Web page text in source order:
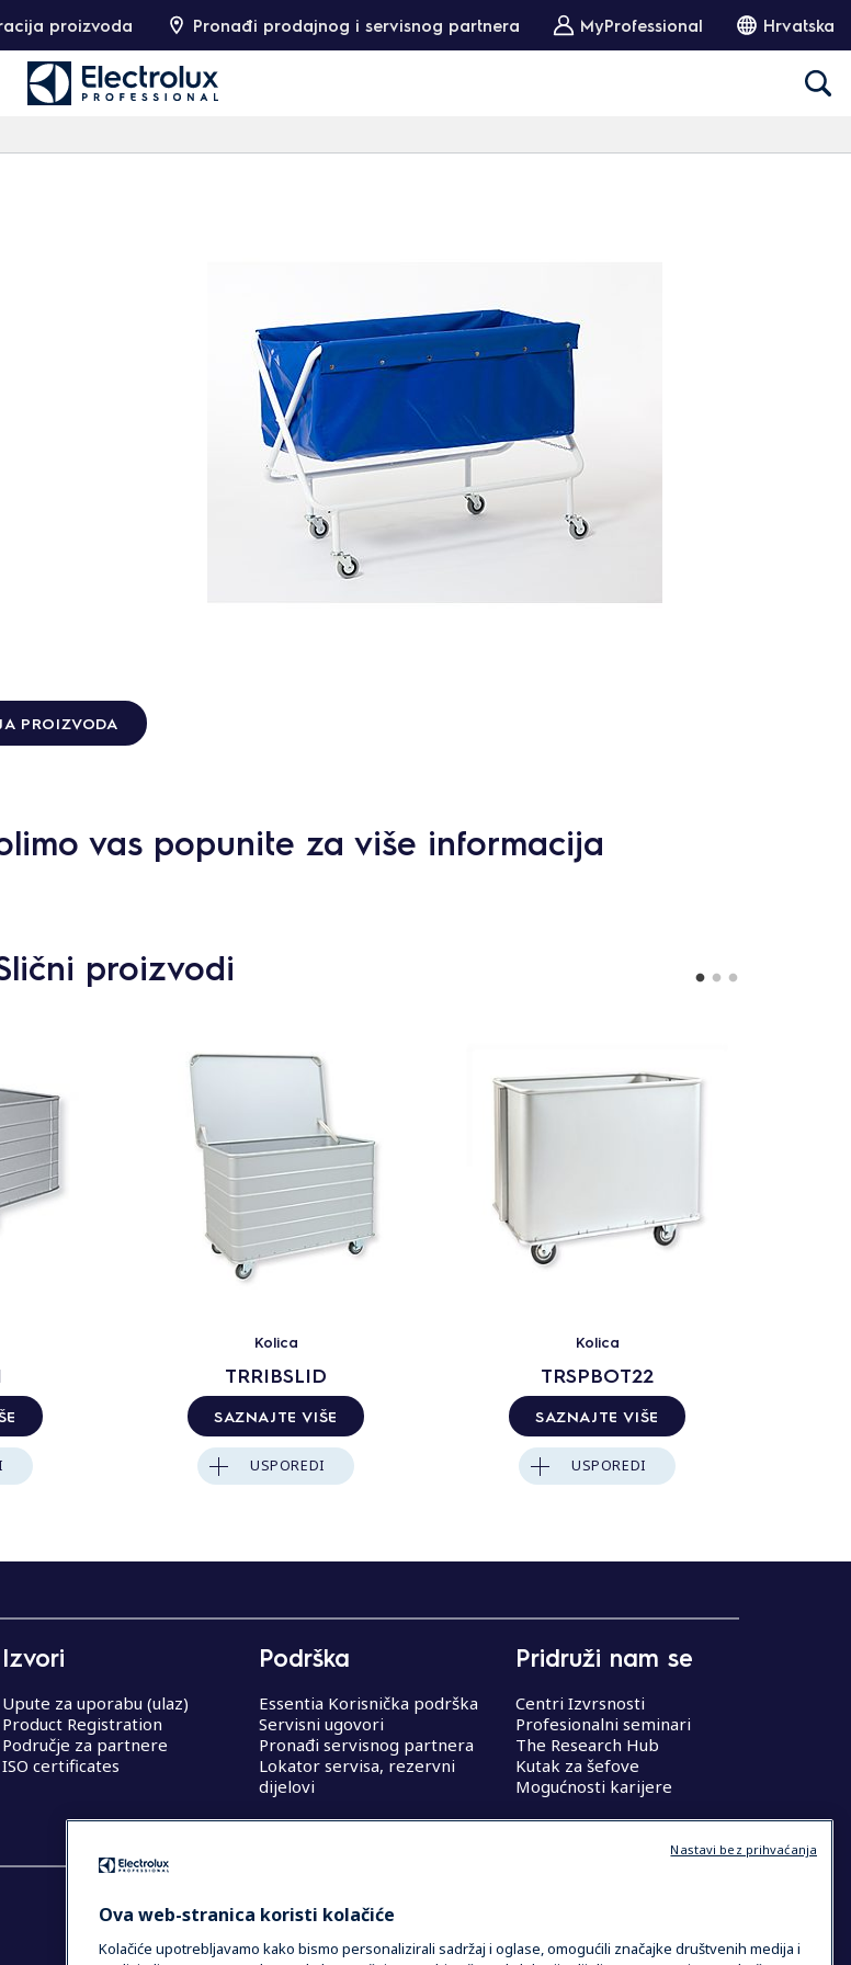
proizvoda Pronađi prodajnog i servisnog partnera MyProfessional Hrvatska
PROIZVODA
vas popunite za više informacija
proizvodi
Kolica
TRRIBSLID
SAZNAJTE VIŠE
USPOREDI
Kolica
TRSPBOT22
SAZNAJTE VIŠE
USPOREDI
Izvori
Upute za uporabu (ulaz)
Product Registration
Područje za partnere
ISO certificates
Podrška
Essentia Korisnička podrška
Servisni ugovori
Pronađi servisnog partnera
Lokator servisa, rezervni
dijelovi
Pridruži nam se
Centri Izvrsnosti
Profesionalni seminari
The Research Hub
Kutak za šefove
Mogućnosti karijere
Ova web-stranica koristi kolačiće
Kolačiće upotrebljavamo kako bismo personalizirali sadržaj i oglase, omogućili značajke društvenih medija i
Nastavi bez prihvaćanja